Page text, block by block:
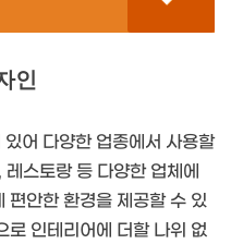
인
어 다양한 업종에서 사용할
스토랑 등 다양한 업체에
편안한 환경을 제공할 수 있
로 인테리어에 더할 나위 없